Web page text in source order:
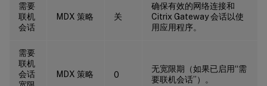
需要
联机
会话
MDX 策略 关
确保有效的网络连接和
Citrix Gateway 会话以使
用应用程序。
需要
联机
会话
MDX 策略 0
无宽限期（如果已启用“需
要联机会话”）。